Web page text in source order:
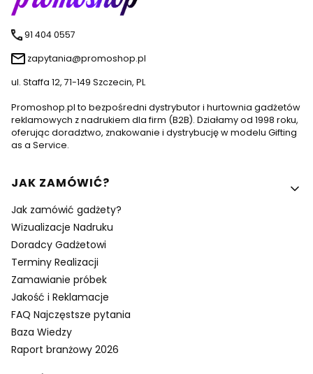
91 404 0557
zapytania@promoshop.pl
ul. Staffa 12, 71-149 Szczecin, PL
Promoshop.pl to bezpośredni dystrybutor i hurtownia gadżetów
reklamowych z nadrukiem dla firm (B2B). Działamy od 1998 roku,
oferując doradztwo, znakowanie i dystrybucję w modelu Gifting
as a Service.
Linki w stopce
JAK ZAMÓWIĆ?
Jak zamówić gadżety?
Wizualizacje Nadruku
Doradcy Gadżetowi
Terminy Realizacji
Zamawianie próbek
Jakość i Reklamacje
FAQ Najczęstsze pytania
Baza Wiedzy
Raport branżowy 2026